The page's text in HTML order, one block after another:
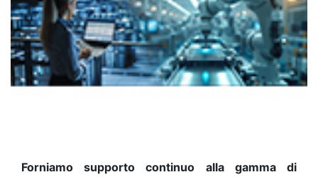
Forniamo supporto continuo alla gamma di